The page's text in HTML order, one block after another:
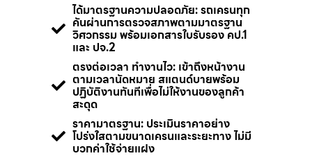
ได้มาตรฐานความปลอดภัย: รถเครนทุก
คันผ่านการตรวจสภาพตามมาตรฐาน
วิศวกรรม พร้อมเอกสารใบรับรอง คป.1
และ ปจ.2
ตรงต่อเวลา ทำงานไว: เข้าถึงหน้างาน
ตามเวลานัดหมาย สแตนด์บายพร้อม
ปฏิบัติงานทันทีเพื่อไม่ให้งานของลูกค้า
สะดุด
ราคามาตรฐาน: ประเมินราคาอย่าง
โปร่งใสตามขนาดเครนและระยะทาง ไม่มี
บวกค่าใช้จ่ายแฝง